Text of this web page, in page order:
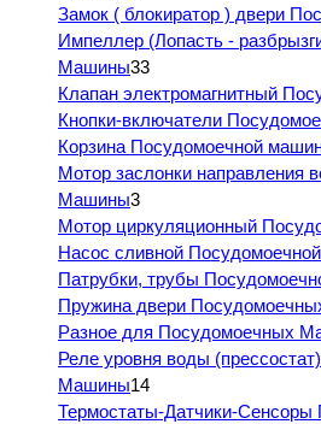
Замок ( блокиратор ) двери
Импеллер (Лопасть -
Машины33
Клапан электромагнитный
Кнопки-включатели
Корзина Посудомоечной
Мотор заслонки направления
Машины3
Мотор циркуляционный
Насос сливной
Патрубки, трубы
Пружина двери
Разное для Посудомоечных
Реле уровня воды
Машины14
Термостаты-Датчики-Сенсоры